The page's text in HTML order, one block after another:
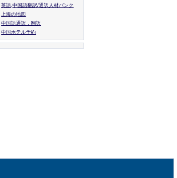
英語,中国語翻訳/通訳人材バンク
上海の地図
中国語通訳，翻訳
中国ホテル予約